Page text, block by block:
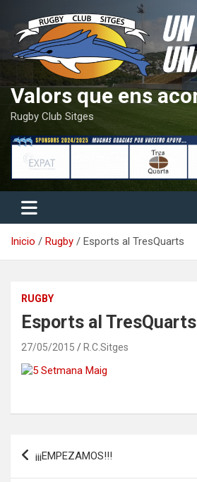
contenido
Rugby Club Sitges
Inicio Rugby Esports al TresQuarts
RUGBY
Esports al TresQuarts
27/05/2015 R.C.Sitges
Navegación
¡¡¡EMPEZAMOS!!!